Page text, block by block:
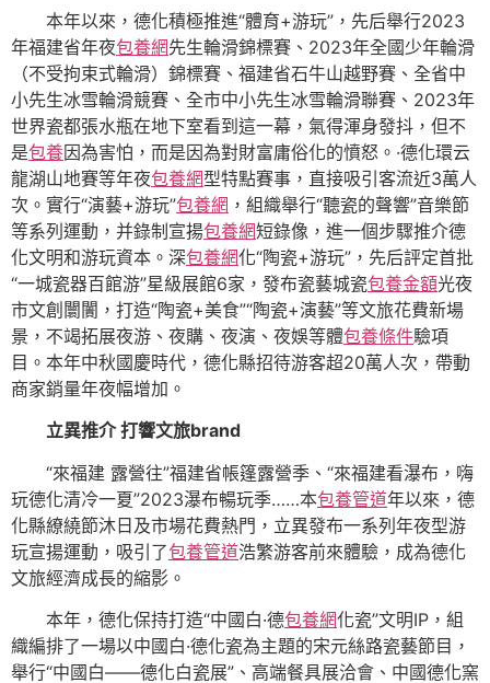
本年以來，德化積極推進“體育+游玩”，先后舉行2023
年福建省年夜包養網先生輪滑錦標賽、2023年全國少年輪滑
（不受拘束式輪滑）錦標賽、福建省石牛山越野賽、全省中
小先生冰雪輪滑競賽、全市中小先生冰雪輪滑聯賽、2023年
世界瓷都張水瓶在地下室看到這一幕，氣得渾身發抖，但不
是包養因為害怕，而是因為對財富庸俗化的憤怒。·德化環云
龍湖山地賽等年夜包養網型特點賽事，直接吸引客流近3萬人
次。實行“演藝+游玩”包養網 ，組織舉行“聽瓷的聲響”音樂節
等系列運動，并錄制宣揚包養網短錄像，進一個步驟推介德
化文明和游玩資本。深包養網化“陶瓷+游玩”，先后評定首批
“一城瓷器百館游”星級展館6家，發布瓷藝城瓷包養金額光夜
市文創闤闠，打造“陶瓷+美食”“陶瓷+演藝”等文旅花費新場
景，不竭拓展夜游、夜購、夜演、夜娛等體包養條件驗項
目。本年中秋國慶時代，德化縣招待游客超20萬人次，帶動
商家銷量年夜幅增加。
立異推介 打響文旅brand
“來福建 露營往”福建省帳篷露營季、“來福建看瀑布，嗨
玩德化清冷一夏”2023瀑布暢玩季……本包養管道年以來，德
化縣繚繞節沐日及市場花費熱門，立異發布一系列年夜型游
玩宣揚運動，吸引了包養管道浩繁游客前來體驗，成為德化
文旅經濟成長的縮影。
本年，德化保持打造“中國白·德包養網化瓷”文明IP，組
織編排了一場以中國白·德化瓷為主題的宋元絲路瓷藝節目，
舉行“中國白——德化白瓷展”、高端餐具展洽會、中國德化窯